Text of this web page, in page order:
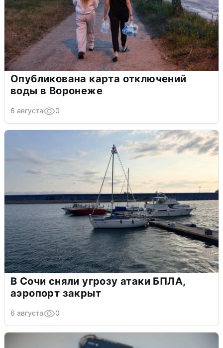
Опубликована карта отключений
воды в Воронеже
6 августа 0
В Сочи сняли угрозу атаки БПЛА,
аэропорт закрыт
6 августа 0